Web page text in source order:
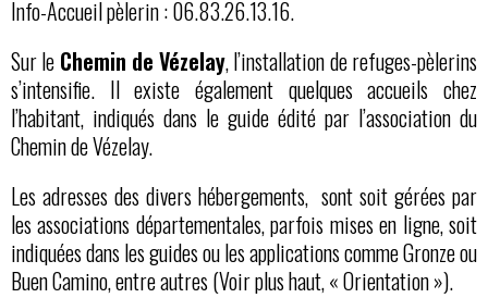
Info-Accueil pèlerin : 06.83.26.13.16.
Sur le Chemin de Vézelay, l’installation de refuges-pèlerins
s’intensifie. Il existe également quelques accueils chez
l’habitant, indiqués dans le guide édité par l’association du
Chemin de Vézelay.
Les adresses des divers hébergements, sont soit gérées par
les associations départementales, parfois mises en ligne, soit
indiquées dans les guides ou les applications comme Gronze ou
Buen Camino, entre autres (Voir plus haut, « Orientation »).